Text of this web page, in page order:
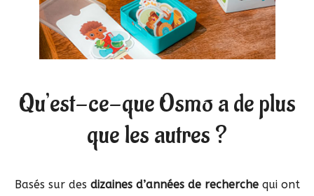
Qu’est-ce-que Osmo a de plus
que les autres ?
Basés sur des dizaines d’années de recherchequi ont